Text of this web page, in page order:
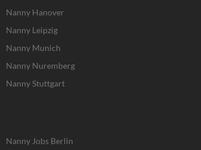
Nanny Hanover
Nanny Leipzig
Nanny Munich
Nanny Nuremberg
Nanny Stuttgart
Nanny Jobs Berlin